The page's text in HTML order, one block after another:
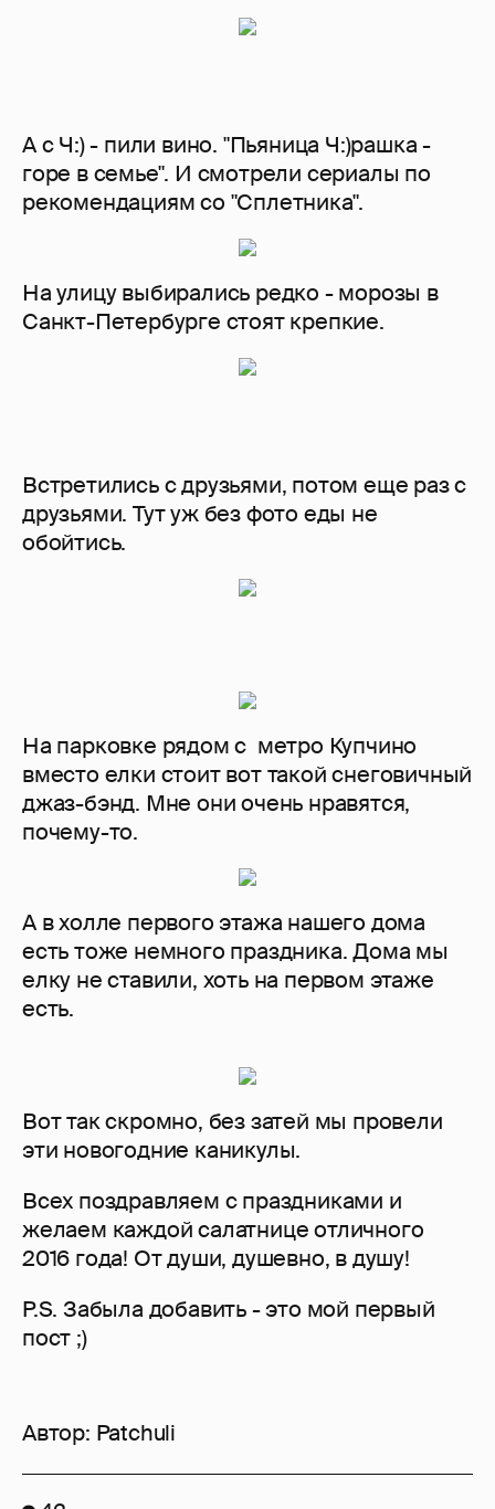
А с Ч:) - пили вино. "Пьяница Ч:)рашка -
горе в семье". И смотрели сериалы по
рекомендациям со "Сплетника".
На улицу выбирались редко - морозы в
Санкт-Петербурге стоят крепкие.
Встретились с друзьями, потом еще раз с
друзьями. Тут уж без фото еды не
обойтись.
На парковке рядом с метро Купчино
вместо елки стоит вот такой снеговичный
джаз-бэнд. Мне они очень нравятся,
почему-то.
А в холле первого этажа нашего дома
есть тоже немного праздника. Дома мы
елку не ставили, хоть на первом этаже
есть.
Вот так скромно, без затей мы провели
эти новогодние каникулы.
Всех поздравляем с праздниками и
желаем каждой салатнице отличного
2016 года! От души, душевно, в душу!
P.S. Забыла добавить - это мой первый
пост ;)
Автор: Patchuli